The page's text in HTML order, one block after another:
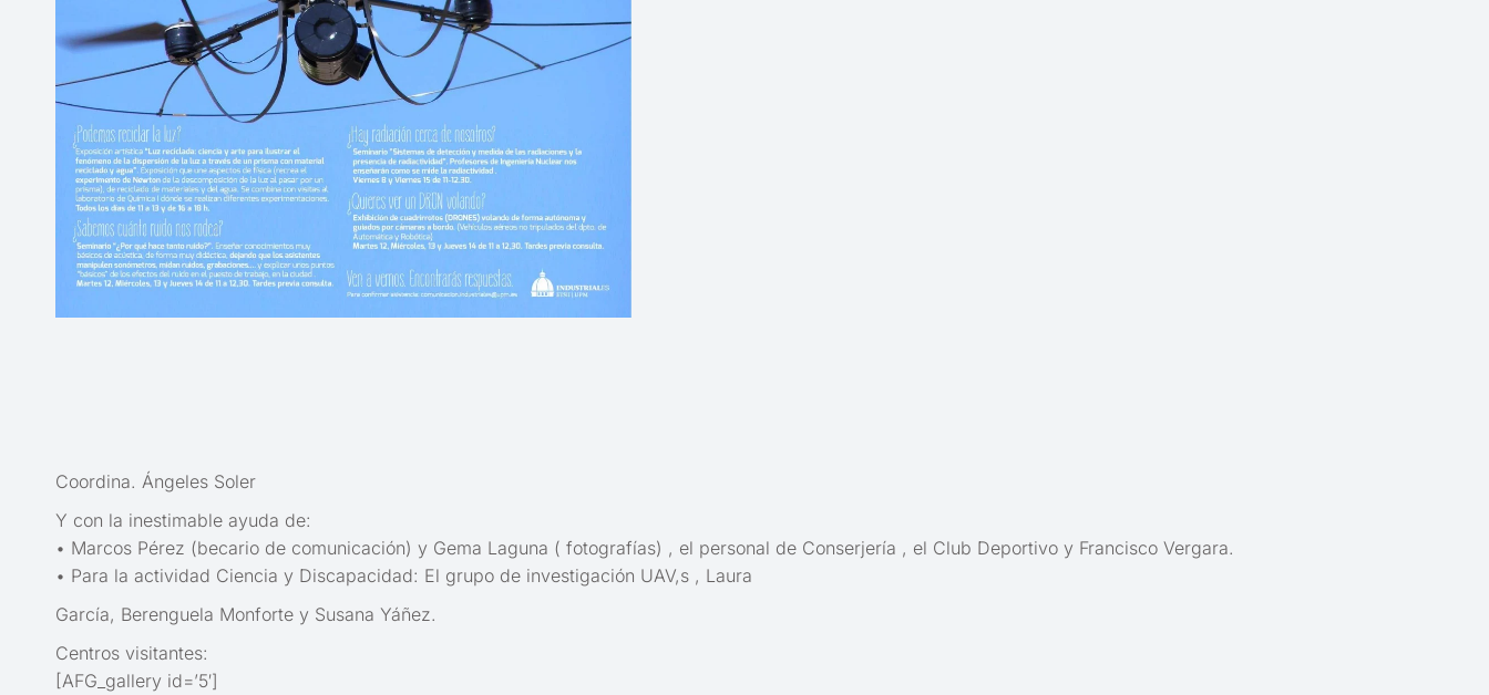
Coordina. Ángeles Soler
Y con la inestimable ayuda de:
• Marcos Pérez (becario de comunicación) y Gema Laguna ( fotografías) , el personal de Conserjería , el Club Deportivo y Francisco Vergara.
• Para la actividad Ciencia y Discapacidad: El grupo de investigación UAV,s , Laura
García, Berenguela Monforte y Susana Yáñez.
Centros visitantes:
[AFG_gallery id=’5′]